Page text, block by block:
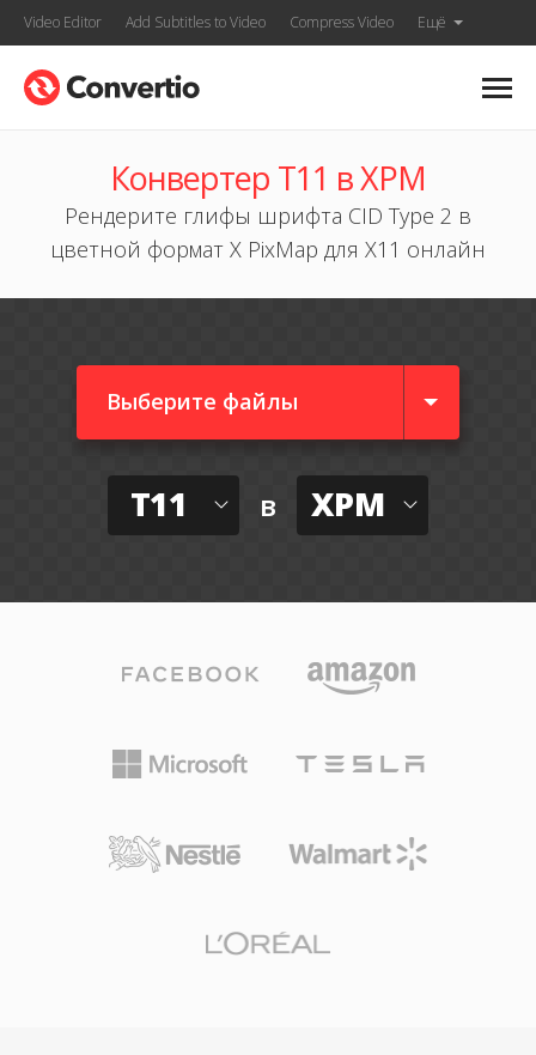
Video Editor Add Subtitles to Video Compress Video Ещё
Конвертер T11 в XPM
Рендерите глифы шрифта CID Type 2 в
цветной формат X PixMap для X11 онлайн
Выберите файлы
T11 в XPM